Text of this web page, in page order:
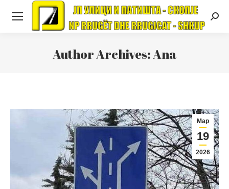
Author Archives:Ana
Мар
19
2026